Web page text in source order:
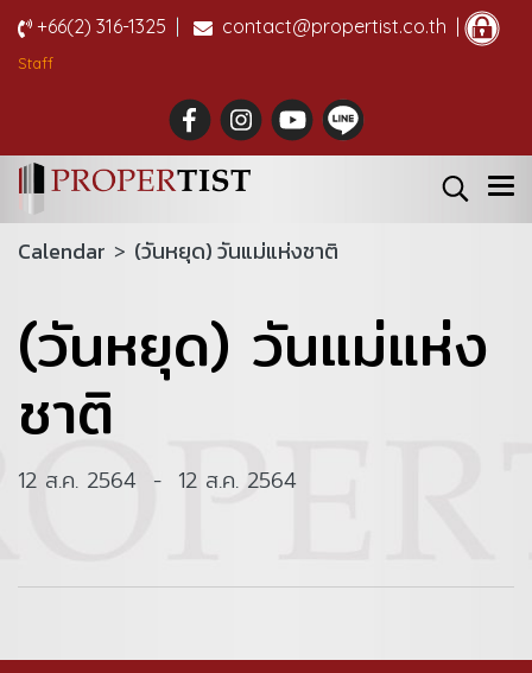
+66(2) 316-1325 contact@propertist.co.th |
Staff
Calendar > (วันหยุด) วันแม่แห่งชาติ
(วันหยุด) วันแม่แห่ง
ชาติ
12 ส.ค. 2564 - 12 ส.ค. 2564